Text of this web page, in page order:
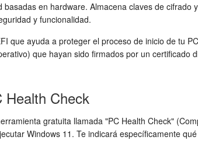
en hardware. Almacena claves de
y funcionalidad.
que ayuda a proteger el proceso de inicio de tu
que hayan sido firmados por un certificado
Health Check
gratuita llamada "PC Health Check"
Windows 11. Te indicará específicamente